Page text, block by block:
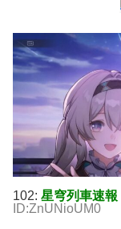
102: 星穹列車速報
ID:ZnUNioUM0